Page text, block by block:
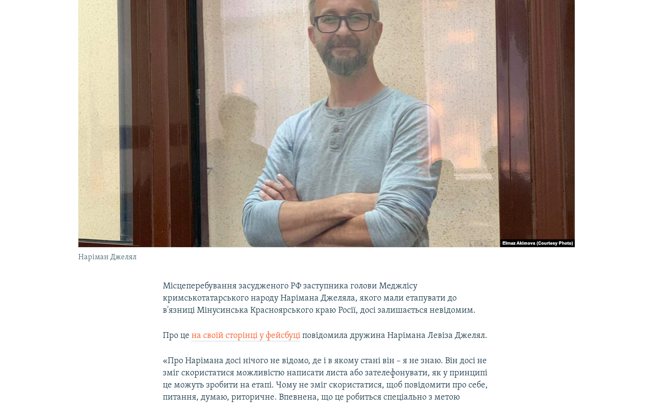
УКРАЇНСЬКА ПРОБЛЕМА КРИМУ
Наріман Джелял
Місцеперебування засудженого РФ заступника голови Меджлісу
кримськотатарського народу Нарімана Джеляла, якого мали етапувати до
в'язниці Мінусинська Красноярського краю Росії, досі залишається невідомим.
Про цена своїй сторінці у фейсбуці повідомила дружина Нарімана Левіза Джелял.
«Про Нарімана досі нічого не відомо, де і в якому стані він – я не знаю. Він досі не
зміг скористатися можливістю написати листа або зателефонувати, як у принципі
це можуть зробити на етапі. Чому не зміг скористатися, щоб повідомити про себе,
питання, думаю, риторичне. Впевнена, що це робиться спеціально з метою